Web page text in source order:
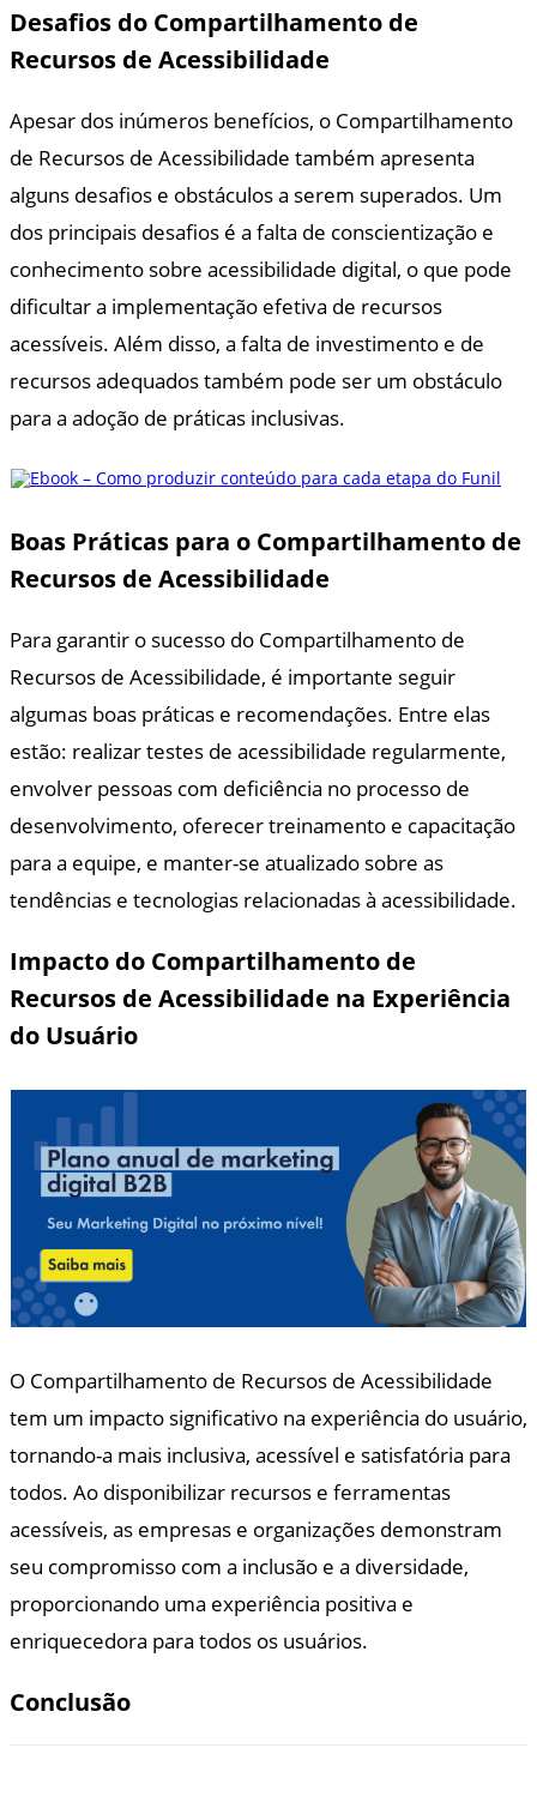
Desafios do Compartilhamento de
Recursos de Acessibilidade
Apesar dos inúmeros benefícios, o Compartilhamento
de Recursos de Acessibilidade também apresenta
alguns desafios e obstáculos a serem superados. Um
dos principais desafios é a falta de conscientização e
conhecimento sobre acessibilidade digital, o que pode
dificultar a implementação efetiva de recursos
acessíveis. Além disso, a falta de investimento e de
recursos adequados também pode ser um obstáculo
para a adoção de práticas inclusivas.
Boas Práticas para o Compartilhamento de
Recursos de Acessibilidade
Para garantir o sucesso do Compartilhamento de
Recursos de Acessibilidade, é importante seguir
algumas boas práticas e recomendações. Entre elas
estão: realizar testes de acessibilidade regularmente,
envolver pessoas com deficiência no processo de
desenvolvimento, oferecer treinamento e capacitação
para a equipe, e manter-se atualizado sobre as
tendências e tecnologias relacionadas à acessibilidade.
Impacto do Compartilhamento de
Recursos de Acessibilidade na Experiência
do Usuário
O Compartilhamento de Recursos de Acessibilidade
tem um impacto significativo na experiência do usuário,
tornando-a mais inclusiva, acessível e satisfatória para
todos. Ao disponibilizar recursos e ferramentas
acessíveis, as empresas e organizações demonstram
seu compromisso com a inclusão e a diversidade,
proporcionando uma experiência positiva e
enriquecedora para todos os usuários.
Conclusão